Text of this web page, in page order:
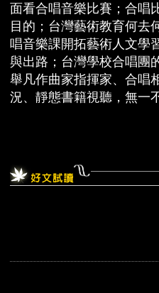
面看合唱音樂比賽；合唱
目的；台灣藝術教育何去
唱音樂課開拓藝術人文學
與出路；台灣學校合唱團
舉凡作曲家指揮家、合唱
況、靜態書籍視聽，無一